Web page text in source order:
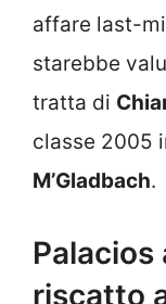
affare last-
starebbe
tratta di
classe 2005
M’Gladbach
riscatto